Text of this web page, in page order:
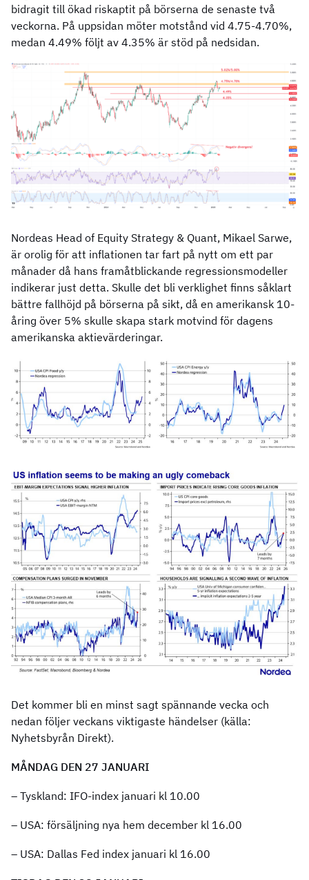
bidragit till ökad riskaptit på börserna de senaste två
veckorna. På uppsidan möter motstånd vid 4.75-4.70%,
medan 4.49% följt av 4.35% är stöd på nedsidan.
Nordeas Head of Equity Strategy & Quant, Mikael Sarwe,
är orolig för att inflationen tar fart på nytt om ett par
månader då hans framåtblickande regressionsmodeller
indikerar just detta. Skulle det bli verklighet finns såklart
bättre fallhöjd på börserna på sikt, då en amerikansk 10-
åring över 5% skulle skapa stark motvind för dagens
amerikanska aktievärderingar.
Det kommer bli en minst sagt spännande vecka och
nedan följer veckans viktigaste händelser (källa:
Nyhetsbyrån Direkt).
MÅNDAG DEN 27 JANUARI
– Tyskland: IFO-index januari kl 10.00
– USA: försäljning nya hem december kl 16.00
– USA: Dallas Fed index januari kl 16.00